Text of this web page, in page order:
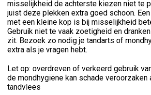
misselijkheid de achterste kiezen niet te
juist deze plekken extra goed schoon.
met een kleine kop is bij misselijkheid
Gebruik niet te vaak zoetigheid en
zit. Bezoek zo nodig je tandarts of
extra als je vragen hebt.
Let op: overdreven of verkeerd gebruik
de mondhygiëne kan schade veroorzaken
tandvlees